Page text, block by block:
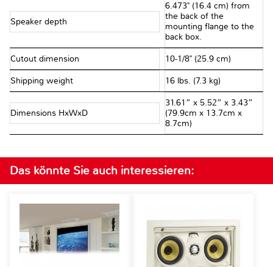
Speaker depth
6.473" (16.4 cm) from
the back of the
mounting flange to the
back box.
Cutout dimension 10-1/8" (25.9 cm)
Shipping weight 16 lbs. (7.3 kg)
Dimensions HxWxD
31.61” x 5.52” x 3.43”
(79.9cm x 13.7cm x
8.7cm)
Das könnte Sie auch interessieren: